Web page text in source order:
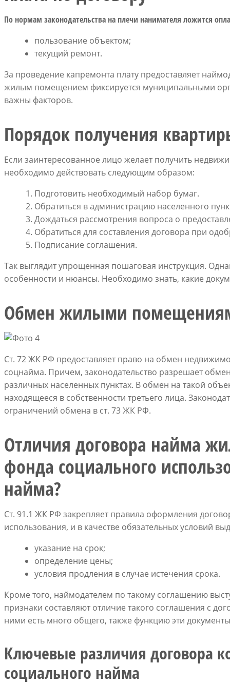
По нормам законодательства на плечи нанимателя ложится
пользование объектом;
текущий ремонт.
За проведение капремонта плату предоставляет
жилым помещением фиксируется муниципальными
важны факторов.
Порядок получения
Если заинтересованное лицо желает получить
необходимо действовать следующим образом:
Подготовить необходимый набор бумаг.
Обратиться в администрацию населенного
Дождаться рассмотрения вопроса о
Обратиться для составления договора при
Подписание соглашения.
Так выглядит упрощенная пошаговая инструкция.
особенности и нюансы. Необходимо знать, какие
Обмен жилыми
Ст. 72 ЖК РФ предоставляет право на обмен
соцнайма. Причем, законодательство разрешает
различных населенных пунктах. В обмен на такой
находящееся в собственности третьего лица.
ограничений обмена в ст. 73 ЖК РФ.
Отличия договора найма
фонда социального
найма?
Ст. 91.1 ЖК РФ закрепляет правила оформления
использования, и в качестве обязательных условий
указание на срок;
определение цены;
условия продления в случае истечения срока.
Кроме того, наймодателем по такому соглашению
признаки составляют отличие такого соглашения с
ними есть много общего, также функцию эти
Ключевые различия договора
социального найма